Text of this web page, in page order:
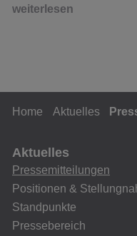
weiterlesen
Home Aktuelles
Aktuelles
Pressemitteilungen
Positionen &
Standpunkte
Pressebereich